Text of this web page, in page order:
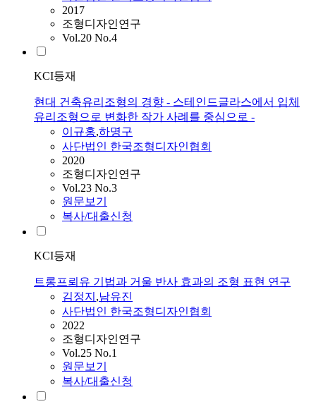
2017
조형디자인연구
Vol.20 No.4
KCI등재
현대 건축유리조형의 경향 - 스테인드글라스에서 입체
유리조형으로 변화한 작가 사례를 중심으로 -
이규홍,하명구
사단법인 한국조형디자인협회
2020
조형디자인연구
Vol.23 No.3
원문보기
복사/대출신청
KCI등재
트롱프뢰유 기법과 거울 반사 효과의 조형 표현 연구
김정지 ,남유진
사단법인 한국조형디자인협회
2022
조형디자인연구
Vol.25 No.1
원문보기
복사/대출신청